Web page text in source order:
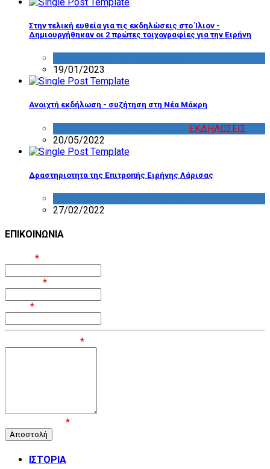
Στην τελική ευθεία για τις εκδηλώσεις στο Ίλιον -
Δημιουργήθηκαν οι 2 πρώτες τοιχογραφίες για την Ειρήνη
19/01/2023
Ανοιχτή εκδήλωση - συζήτηση στη Νέα Μάκρη
ΕΚΔΗΛΩΣΕΙΣ
20/05/2022
Δραστηριοτητα της Επιτροπής Ειρήνης Λάρισας
27/02/2022
ΕΠΙΚΟΙΝΩΝΙΑ
*
*
*
*
*
ΙΣΤΟΡΙΑ